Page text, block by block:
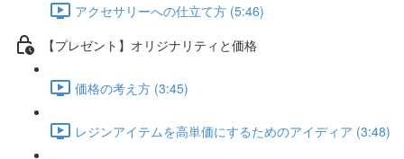
アクセサリーへの仕立て方 (5:46)
【プレゼント】オリジナリティと価格
価格の考え方 (3:45)
レジンアイテムを高単価にするためのアイディア (3:48)